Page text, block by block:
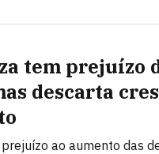
tem prejuízo
descarta
ao aumento das